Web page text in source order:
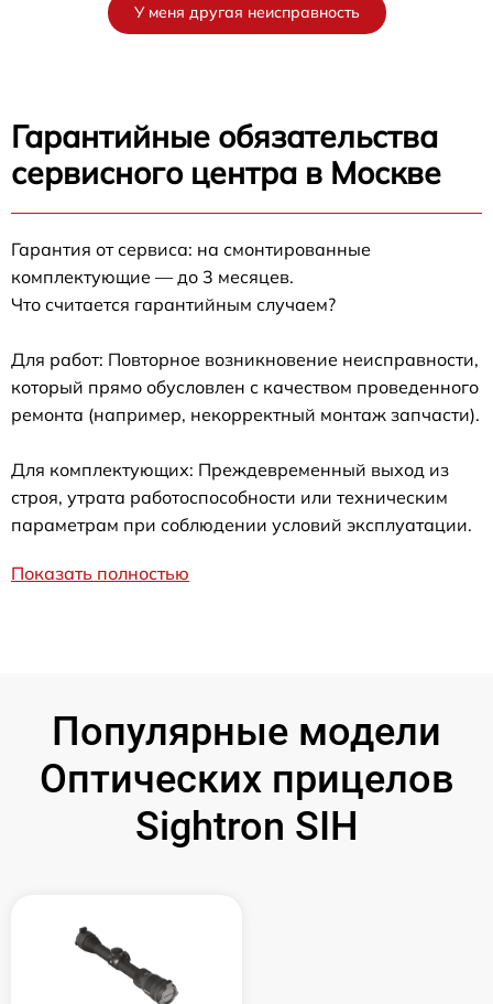
У меня другая неисправность
Гарантийные обязательства
сервисного центра в Москве
Гарантия от сервиса: на смонтированные
комплектующие — до 3 месяцев.
Что считается гарантийным случаем?
Для работ: Повторное возникновение неисправности,
который прямо обусловлен с качеством проведенного
ремонта (например, некорректный монтаж запчасти).
Для комплектующих: Преждевременный выход из
строя, утрата работоспособности или техническим
параметрам при соблюдении условий эксплуатации.
Показать полностью
Популярные модели
Оптических прицелов
Sightron SIH